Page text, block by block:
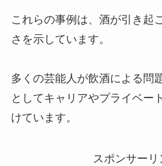
これらの事例は、酒が引き起
さを示しています。
多くの芸能人が飲酒による問
としてキャリアやプライベー
けています。
スポンサーリ